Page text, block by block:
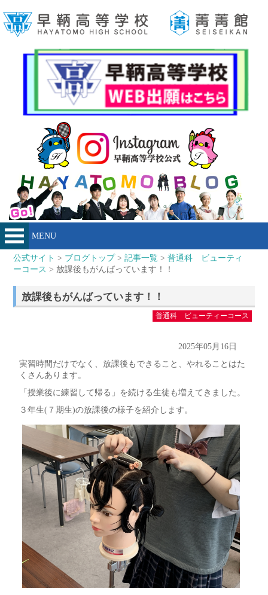
MENU
公式サイト > ブログトップ>記事一覧 >普通科 ビューティ
ーコース > 放課後もがんばっています！！
放課後もがんばっています！！
普通科 ビューティーコース
2025年05月16日
実習時間だけでなく、放課後もできること、やれることはた
くさんあります。
「授業後に練習して帰る」を続ける生徒も増えてきました。
３年生(７期生)の放課後の様子を紹介します。